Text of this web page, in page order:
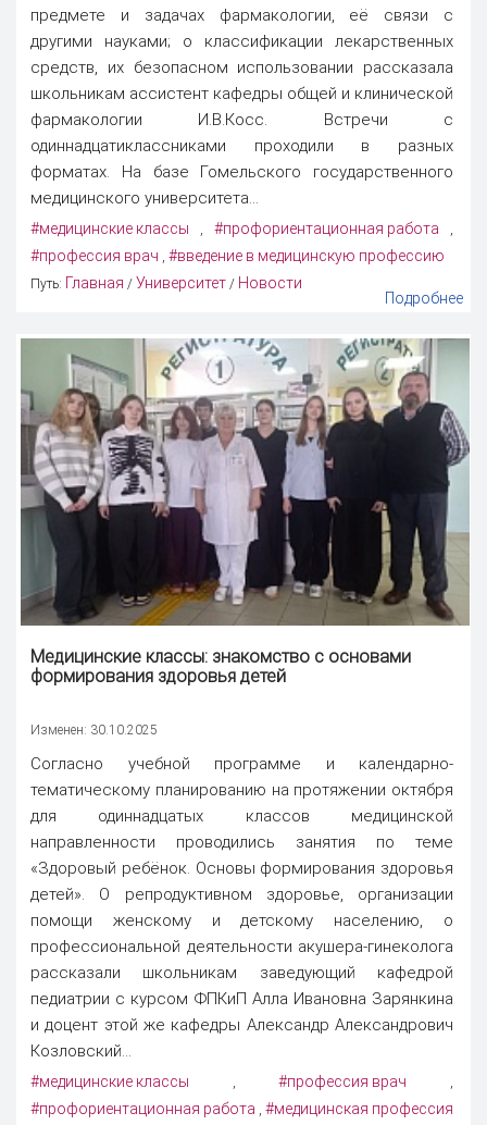
предмете и задачах фармакологии, её связи с
другими науками; о классификации лекарственных
средств, их безопасном использовании рассказала
школьникам ассистент кафедры общей и клинической
фармакологии И.В.Косс. Встречи с
одиннадцатиклассниками проходили в разных
форматах. На базе Гомельского государственного
медицинского университета...
#медицинские классы #профориентационная работа
#профессия врач #введение в медицинскую профессию
Путь: Главная / Университет / Новости
Подробнее
Медицинские классы: знакомство с основами
формирования здоровья детей
Изменен: 30.10.2025
Согласно учебной программе и календарно-
тематическому планированию на протяжении октября
для одиннадцатых классов медицинской
направленности проводились занятия по теме
«Здоровый ребёнок. Основы формирования здоровья
детей». О репродуктивном здоровье, организации
помощи женскому и детскому населению, о
профессиональной деятельности акушера-гинеколога
рассказали школьникам заведующий кафедрой
педиатрии с курсом ФПКиП Алла Ивановна Зарянкина
и доцент этой же кафедры Александр Александрович
Козловский...
#медицинские классы ,#профессия врач ,
#профориентационная работа , #медицинская профессия